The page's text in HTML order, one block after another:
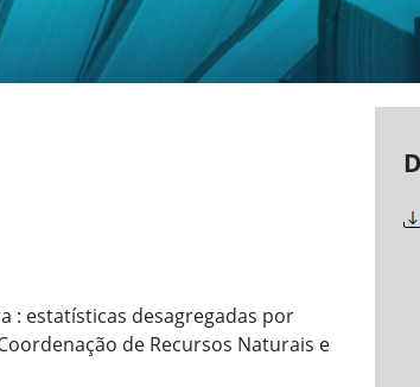
: estatísticas desagregadas por
de Recursos Naturais e